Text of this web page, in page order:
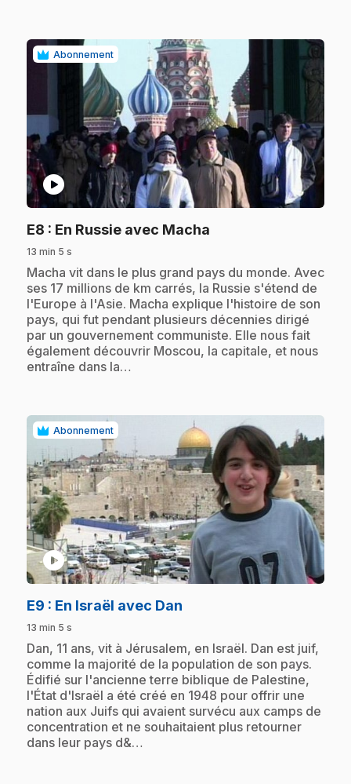
Abonnement
play_circle
E8 : En Russie avec Macha
13 min 5 s
.Macha vit dans le plus grand pays du monde. Avec
ses 17 millions de km carrés, la Russie s'étend de
l'Europe à l'Asie. Macha explique l'histoire de son
pays, qui fut pendant plusieurs décennies dirigé
par un gouvernement communiste. Elle nous fait
également découvrir Moscou, la capitale, et nous
entraîne dans la…
Abonnement
play_circle
E9 : En Israël avec Dan
13 min 5 s
.Dan, 11 ans, vit à Jérusalem, en Israël. Dan est juif,
comme la majorité de la population de son pays.
Édifié sur l'ancienne terre biblique de Palestine,
l'État d'Israël a été créé en 1948 pour offrir une
nation aux Juifs qui avaient survécu aux camps de
concentration et ne souhaitaient plus retourner
dans leur pays d&…